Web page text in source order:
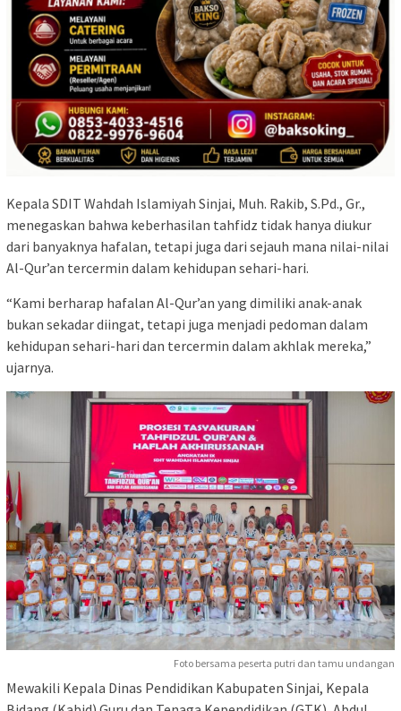
Kepala SDIT Wahdah Islamiyah Sinjai, Muh. Rakib, S.Pd., Gr.,
menegaskan bahwa keberhasilan tahfidz tidak hanya diukur
dari banyaknya hafalan, tetapi juga dari sejauh mana nilai-nilai
Al-Qur’an tercermin dalam kehidupan sehari-hari.
“Kami berharap hafalan Al-Qur’an yang dimiliki anak-anak
bukan sekadar diingat, tetapi juga menjadi pedoman dalam
kehidupan sehari-hari dan tercermin dalam akhlak mereka,”
ujarnya.
Foto bersama peserta putri dan tamu undangan
Mewakili Kepala Dinas Pendidikan Kabupaten Sinjai, Kepala